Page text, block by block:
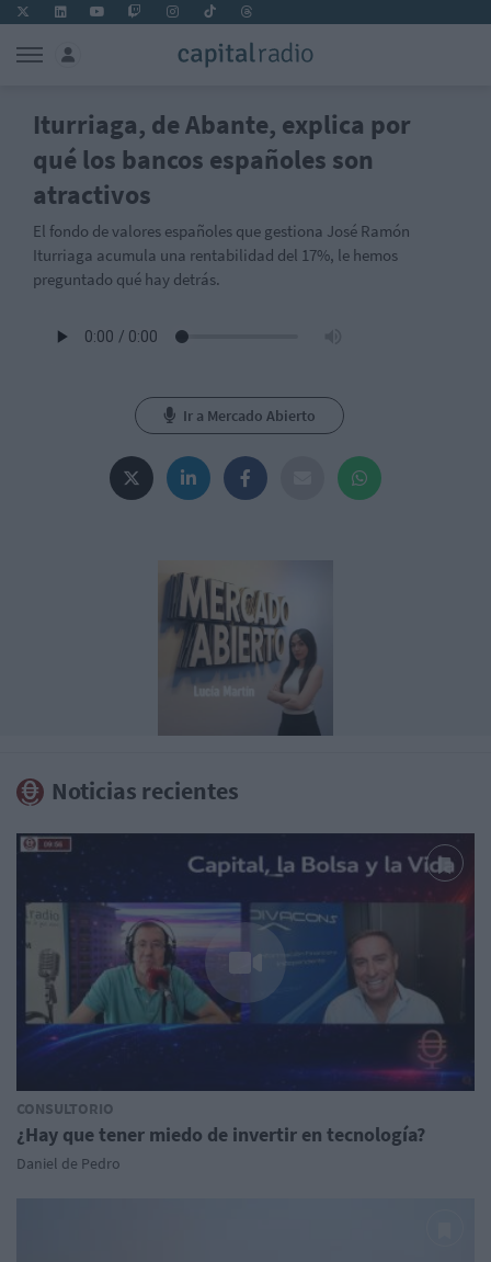
Iturriaga, de Abante, explica por
qué los bancos españoles son
atractivos
El fondo de valores españoles que gestiona José Ramón
Iturriaga acumula una rentabilidad del 17%, le hemos
preguntado qué hay detrás.
Ir a Mercado Abierto
Noticias recientes
CONSULTORIO
¿Hay que tener miedo de invertir en tecnología?
Daniel de Pedro